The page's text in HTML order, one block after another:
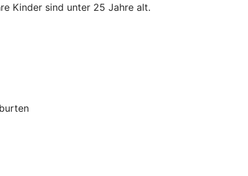
Kinder sind unter 25 Jahre alt.